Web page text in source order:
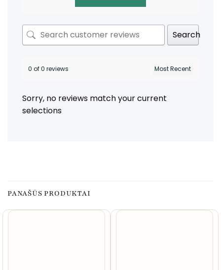
Search
0 of 0 reviews
Sorry, no reviews match your current
selections
PANAŠŪS PRODUKTAI